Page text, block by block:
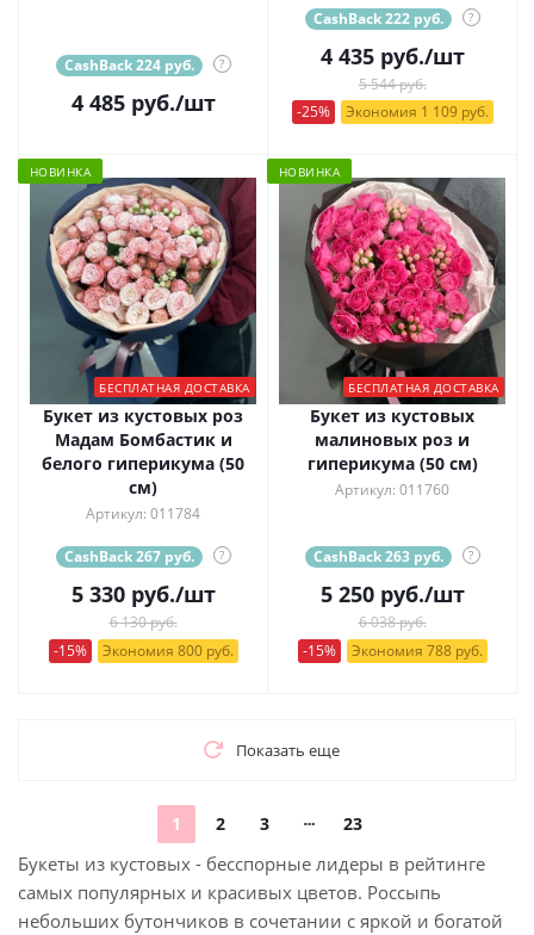
CashBack 224 руб. ?
4 485руб./шт
CashBack 222 руб. ?
4 435руб./шт
5 544 руб.
-25%
Экономия 1 109 руб.
НОВИНКА
БЕСПЛАТНАЯ ДОСТАВКА
Букет из кустовых роз
Мадам Бомбастик и
белого гиперикума (50
см)
Артикул: 011784
CashBack 267 руб. ?
5 330руб./шт
6 130 руб.
-15%
Экономия 800 руб.
НОВИНКА
БЕСПЛАТНАЯ ДОСТАВКА
Букет из кустовых
малиновых роз и
гиперикума (50 см)
Артикул: 011760
CashBack 263 руб. ?
5 250руб./шт
6 038 руб.
-15%
Экономия 788 руб.
Показать еще
1 2 3 23
Букеты из кустовых - бесспорные лидеры в рейтинге
самых популярных и красивых цветов. Россыпь
небольших бутончиков в сочетании с яркой и богатой